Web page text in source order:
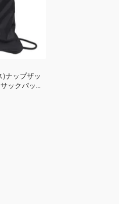
)ナップザッ
ックパック